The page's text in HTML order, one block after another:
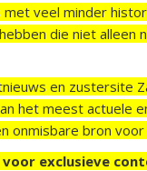
met veel minder
die niet alleen
en zustersite
het meest actuele
onmisbare bron
voor exclusieve